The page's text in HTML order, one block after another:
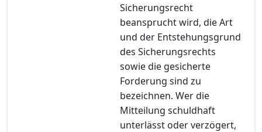
Sicherungsrecht
beansprucht wird, die Art
und der Entstehungsgrund
des Sicherungsrechts
sowie die gesicherte
Forderung sind zu
bezeichnen. Wer die
Mitteilung schuldhaft
unterlässt oder verzögert,